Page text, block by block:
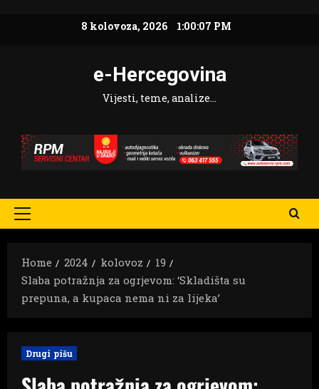
8 kolovoza, 2026 1:00:08 PM
e-Hercegovina
Vijesti, teme, analize…
Primary
Home
2024 kolovoz
19
Slaba potražnja za ogrjevom: ‘Skladišta su
prepuna, a kupaca nema ni za lijeka’
Drugi pišu